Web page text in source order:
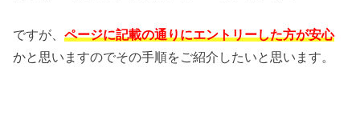
ですが、ページに記載の通りにエントリーした方が安心
かと思いますのでその手順をご紹介したいと思います。